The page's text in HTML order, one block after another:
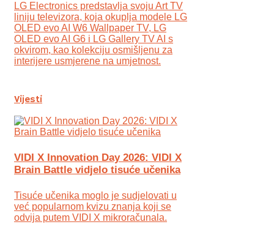
LG Electronics predstavlja svoju Art TV
liniju televizora, koja okuplja modele LG
OLED evo AI W6 Wallpaper TV, LG
OLED evo AI G6 i LG Gallery TV AI s
okvirom, kao kolekciju osmišljenu za
interijere usmjerene na umjetnost.
Vijesti
VIDI X Innovation Day 2026: VIDI X
Brain Battle vidjelo tisuće učenika
Tisuće učenika moglo je sudjelovati u
već popularnom kvizu znanja koji se
odvija putem VIDI X mikroračunala.